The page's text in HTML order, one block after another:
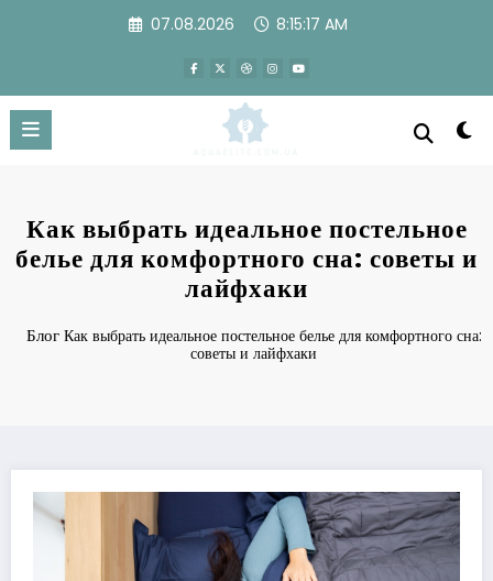
07.08.2026 8:15:18 AM
Как выбрать идеальное постельное
белье для комфортного сна: советы и
лайфхаки
Блог Как выбрать идеальное постельное белье для комфортного сна:
советы и лайфхаки